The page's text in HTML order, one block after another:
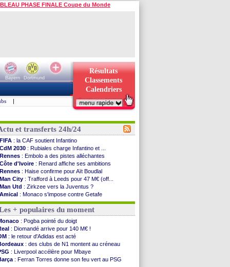
PHASE FINALE Coupe du Monde
Bayern Dortmund
Résultats
Classements
Calendriers
|
et transferts 24h/24
FIFA : la CAF soutient Infantino
CdM 2030 : Rubiales charge Infantino et ...
Rennes : Embolo a des pistes alléchantes
Côte d'Ivoire : Renard affiche ses ambitions
Rennes : Haise confirme pour Aït Boudlal
Man City : Trafford à Leeds pour 47 M€ (off...
Man Utd : Zirkzee vers la Juventus ?
Amical : Monaco s'impose contre Getafe
Nantes: Der Zakarian et sa relation avec Kita
OM: le club prêt à libérer Kondogbia ?
Monaco: le message touchant d'Akliouche
FIFA: Tebas en remet une couche
FIFA : l'UEFA maintient la pression
PSG: Tebas encense Luis Enrique
Real: Vinicius jusqu'en 2032 (officiel)
Lyon: Mangala va rejoindre Getafe
OM: une offre refusée pour Aguerd
+ populaires du moment
: Pogba pointé du doigt
: Diomandé arrive pour 140 M€ !
: le retour d'Adidas est acté
: des clubs de N1 montent au créneau
: Liverpool accélère pour Mbaye
: Ferran Torres donne son feu vert au PSG